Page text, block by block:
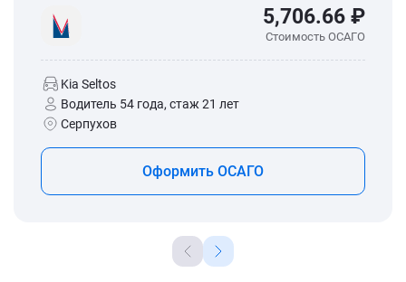
5,706.66 ₽
Стоимость ОСАГО
Kia Seltos
Водитель 54 года, стаж 21 лет
Серпухов
Оформить ОСАГО